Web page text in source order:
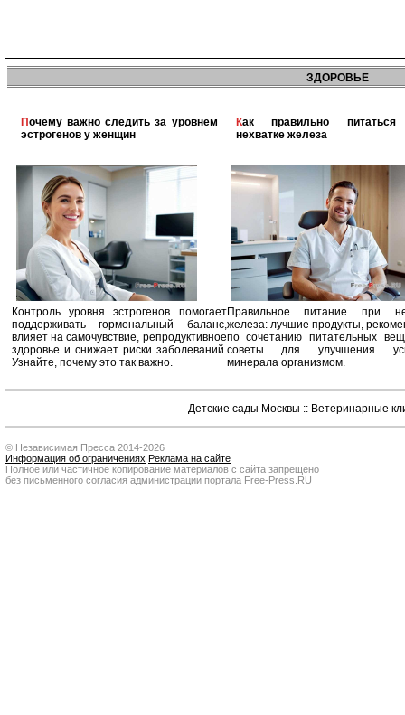
ЗДОРОВЬЕ
Почему важно следить за уровнем
эстрогенов у женщин
Контроль уровня эстрогенов помогает
поддерживать гормональный баланс,
влияет на самочувствие, репродуктивное
здоровье и снижает риски заболеваний.
Узнайте, почему это так важно.
Как правильно питаться при
нехватке железа
Правильное питание при
железа: лучшие продукты,
по сочетанию питательных
советы для улучшения
минерала организмом.
Детские сады Москвы :: Ветеринарные
© Независимая Пресса 2014-2026
Информация об ограничениях Реклама на сайте
Полное или частичное копирование материалов с сайта запрещено
без письменного согласия администрации портала Free-Press.RU